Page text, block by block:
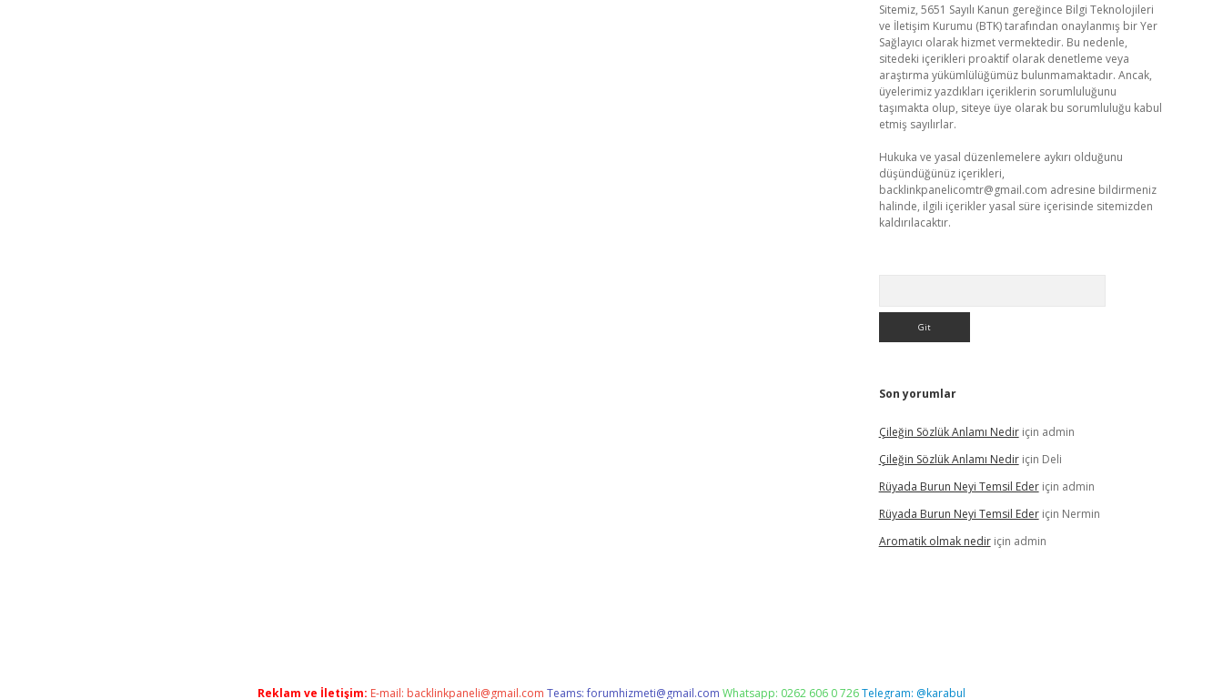
Sitemiz, 5651 Sayılı Kanun gereğince Bilgi Teknolojileri
ve İletişim Kurumu (BTK) tarafından onaylanmış bir Yer
Sağlayıcı olarak hizmet vermektedir. Bu nedenle,
sitedeki içerikleri proaktif olarak denetleme veya
araştırma yükümlülüğümüz bulunmamaktadır. Ancak,
üyelerimiz yazdıkları içeriklerin sorumluluğunu
taşımakta olup, siteye üye olarak bu sorumluluğu kabul
etmiş sayılırlar.
Hukuka ve yasal düzenlemelere aykırı olduğunu
düşündüğünüz içerikleri,
backlinkpanelicomtr@gmail.com adresine bildirmeniz
halinde, ilgili içerikler yasal süre içerisinde sitemizden
kaldırılacaktır.
Son yorumlar
Çileğin Sözlük Anlamı Nediriçin admin
Çileğin Sözlük Anlamı Nediriçin Deli
Rüyada Burun Neyi Temsil Ederiçin admin
Rüyada Burun Neyi Temsil Ederiçin Nermin
Aromatik olmak nediriçin admin
Reklam ve İletişim: E-mail: backlinkpaneli@gmail.com Teams:forumhizmeti@gmail.com Whatsapp: 0262 606 0 726Telegram: @karabul